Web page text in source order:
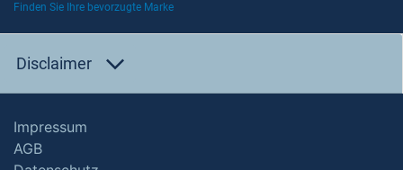
Finden Sie Ihre bevorzugte Marke
Disclaimer
Impressum
AGB